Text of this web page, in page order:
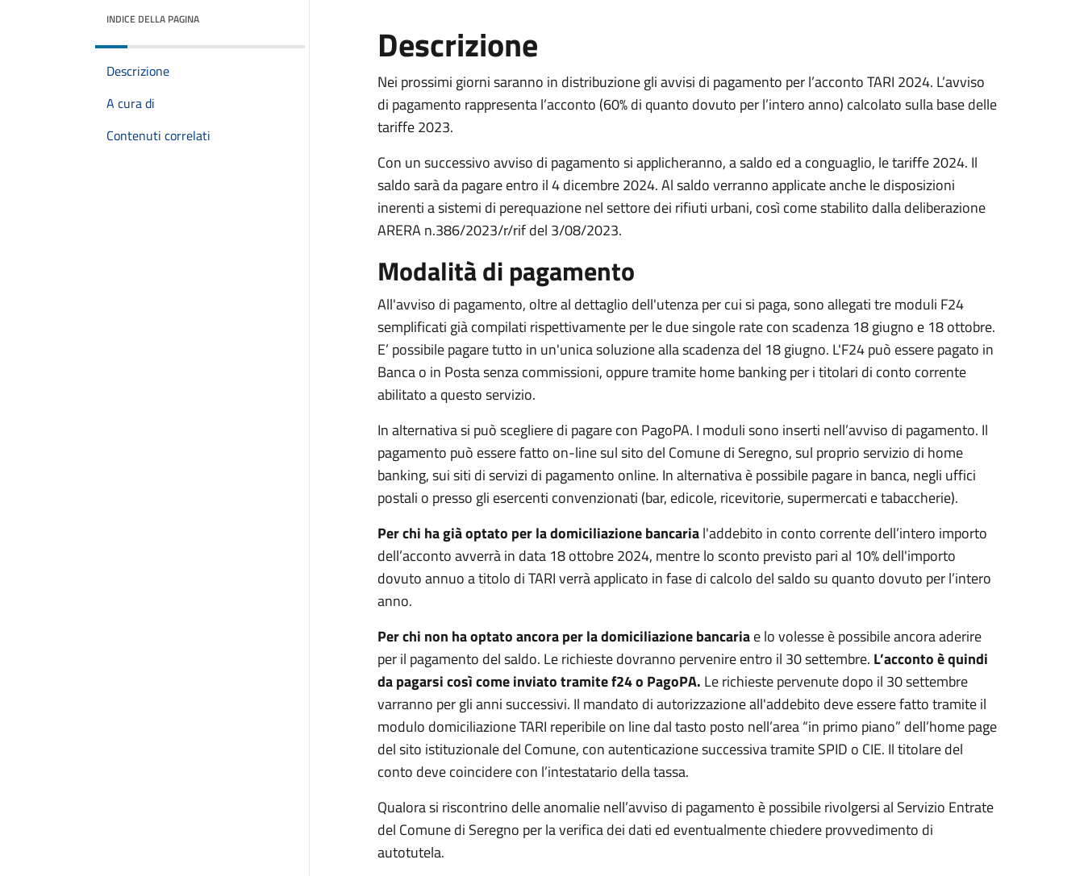
INDICE DELLA PAGINA
Descrizione
A cura di
Contenuti correlati
Descrizione
Nei prossimi giorni saranno in distribuzione gli avvisi di pagamento per l’acconto TARI 2024. L’avviso
di pagamento rappresenta l’acconto (60% di quanto dovuto per l’intero anno) calcolato sulla base delle
tariffe 2023.
Con un successivo avviso di pagamento si applicheranno, a saldo ed a conguaglio, le tariffe 2024. Il
saldo sarà da pagare entro il 4 dicembre 2024. Al saldo verranno applicate anche le disposizioni
inerenti a sistemi di perequazione nel settore dei rifiuti urbani, così come stabilito dalla deliberazione
ARERA n.386/2023/r/rif del 3/08/2023.
Modalità di pagamento
All'avviso di pagamento, oltre al dettaglio dell'utenza per cui si paga, sono allegati tre moduli F24
semplificati già compilati rispettivamente per le due singole rate con scadenza 18 giugno e 18 ottobre.
E’ possibile pagare tutto in un'unica soluzione alla scadenza del 18 giugno. L'F24 può essere pagato in
Banca o in Posta senza commissioni, oppure tramite home banking per i titolari di conto corrente
abilitato a questo servizio.
In alternativa si può scegliere di pagare con PagoPA. I moduli sono inserti nell’avviso di pagamento. Il
pagamento può essere fatto on-line sul sito del Comune di Seregno, sul proprio servizio di home
banking, sui siti di servizi di pagamento online. In alternativa è possibile pagare in banca, negli uffici
postali o presso gli esercenti convenzionati (bar, edicole, ricevitorie, supermercati e tabaccherie).
Per chi ha già optato per la domiciliazione bancarial'addebito in conto corrente dell’intero importo
dell’acconto avverrà in data 18 ottobre 2024, mentre lo sconto previsto pari al 10% dell'importo
dovuto annuo a titolo di TARI verrà applicato in fase di calcolo del saldo su quanto dovuto per l’intero
anno.
Per chi non ha optato ancora per la domiciliazione bancariae lo volesse è possibile ancora aderire
per il pagamento del saldo. Le richieste dovranno pervenire entro il 30 settembre. L’acconto è quindi
da pagarsi così come inviato tramite f24 o PagoPA. Le richieste pervenute dopo il 30 settembre
varranno per gli anni successivi. Il mandato di autorizzazione all'addebito deve essere fatto tramite il
modulo domiciliazione TARI reperibile on line dal tasto posto nell’area “in primo piano” dell’home page
del sito istituzionale del Comune, con autenticazione successiva tramite SPID o CIE. Il titolare del
conto deve coincidere con l’intestatario della tassa.
Qualora si riscontrino delle anomalie nell’avviso di pagamento è possibile rivolgersi al Servizio Entrate
del Comune di Seregno per la verifica dei dati ed eventualmente chiedere provvedimento di
autotutela.